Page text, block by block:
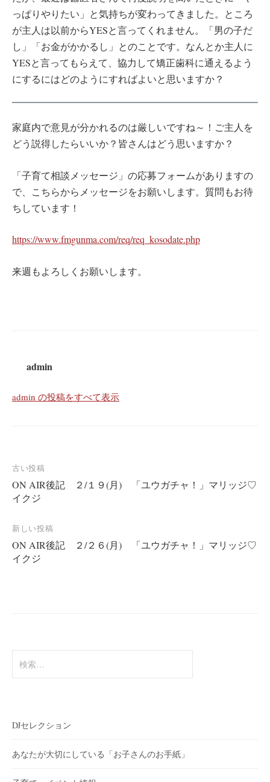
っぱりやりたい」と気持ちが変わってきました。ところ
が主人は以前からYESと言ってくれません。「男の子だ
し」「お金がかかるし」とのことです。なんとか主人に
YESと言ってもらえて、協力して矯正歯科に通えるよう
にするにはどのようにすればよいと思いますか？
家庭内で意見が分かれるのは厳しいですね～！ご主人を
どう説得したらいいか？皆さんはどう思いますか？
「子育て相談メッセージ」の応募フォームがありますの
で、こちらからメッセージをお願いします。質問もお待
ちしています！
https://www.fmgunma.com/req/req_kosodate.php
来週もよろしくお願いします。
admin
admin の投稿をすべて表示
投
稿
ナ
ビ
ゲ
ー
古い投稿
ON AIR後記 ２/１９(月) 「ユウガチャ！」マリッジ♡
イクジ
新しい投稿
ON AIR後記 ２/２６(月) 「ユウガチャ！」マリッジ♡
イクジ
索:
DJセレクション
あなたが大切にしている「お子さんのお手紙」